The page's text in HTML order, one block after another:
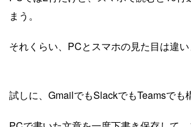
まう。
それくらい、PCとスマホの見た目は違い
試しに、GmailでもSlackでもTeamsでも